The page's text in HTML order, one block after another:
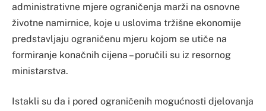
administrativne mjere ograničenja marži na osnovne
životne namirnice, koje u uslovima tržišne ekonomije
predstavljaju ograničenu mjeru kojom se utiče na
formiranje konačnih cijena – poručili su iz resornog
ministarstva.
Istakli su da i pored ograničenih mogućnosti djelovanja